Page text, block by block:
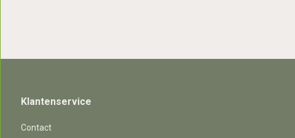
Klantenservice
Contact